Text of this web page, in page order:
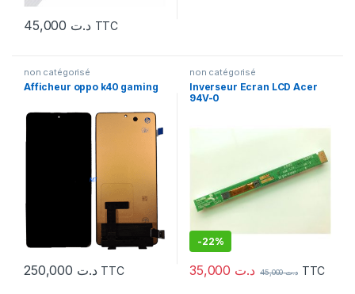
د.ت TTC
non catégorisé
Afficheur oppo k40 gaming
د.ت TTC
non catégorisé
Inverseur Ecran LCD Acer
94V-0
-22%
د.ت د.ت45,000 TTC